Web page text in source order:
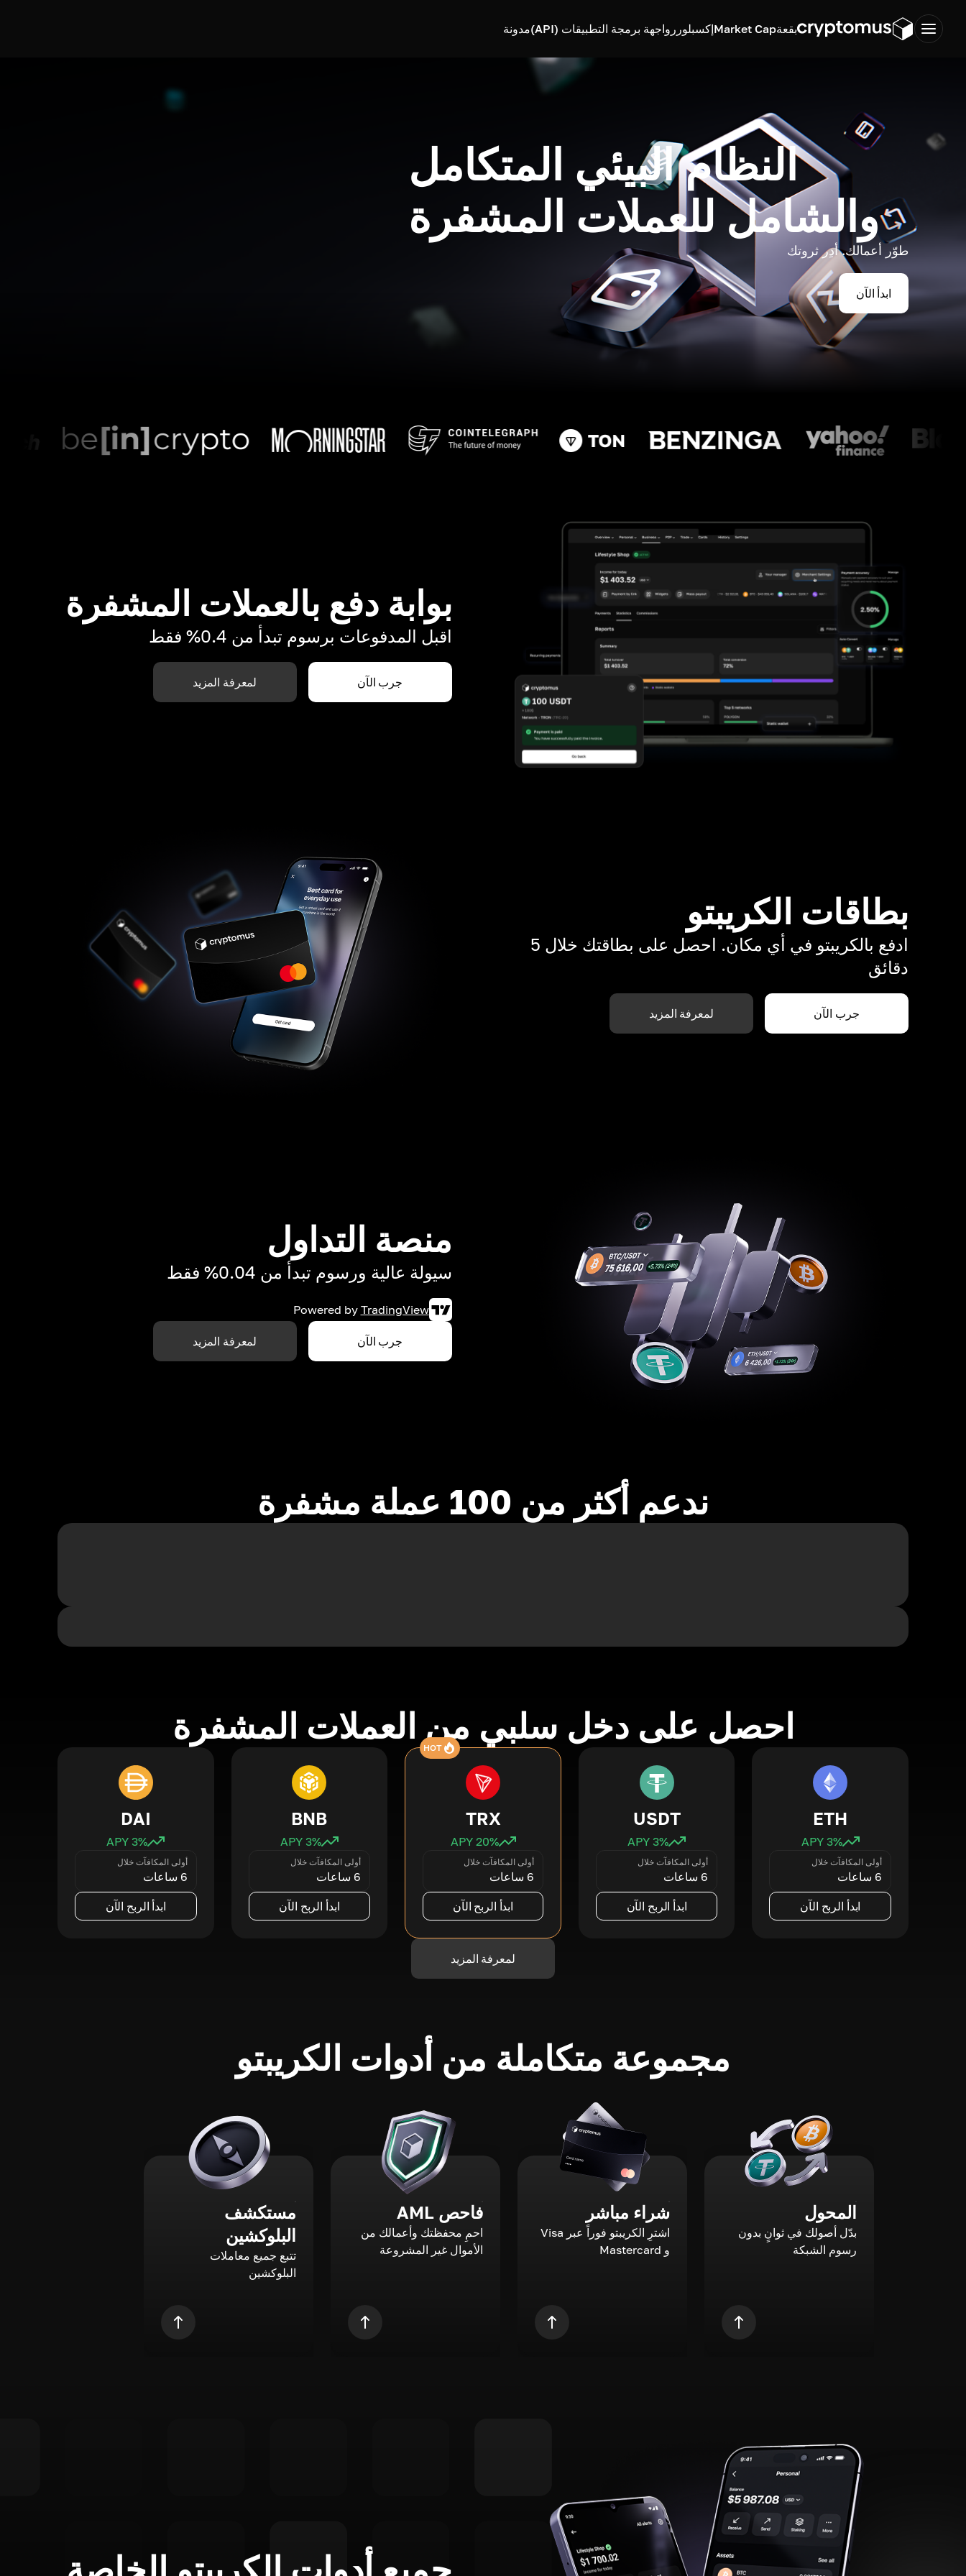
بقعةMarket Capإكسبلورر واجهة برمجة التطبيقات (API) مدونة
النظام البيئي المتكامل
والشامل للعملات المشفرة
طوّر أعمالك. أدِر ثروتك
ابدأ الآن
بوابة دفع بالعملات المشفرة
اقبل المدفوعات برسوم تبدأ من 0.4% فقط
جرب الآن لمعرفة المزيد
بطاقات الكريبتو
ادفع بالكريبتو في أي مكان. احصل على بطاقتك خلال 5
دقائق
جرب الآن لمعرفة المزيد
منصة التداول
سيولة عالية ورسوم تبدأ من 0.04% فقط
Powered by TradingView
جرب الآن لمعرفة المزيد
ندعم أكثر من 100 عملة مشفرة
احصل على دخل سلبي من العملات المشفرة
ETH
3% APY
أولى المكافآت خلال
6 ساعات
ابدأ الربح الآن
USDT
3% APY
أولى المكافآت خلال
6 ساعات
ابدأ الربح الآن
HOT
TRX
20% APY
أولى المكافآت خلال
6 ساعات
ابدأ الربح الآن
BNB
3% APY
أولى المكافآت خلال
6 ساعات
ابدأ الربح الآن
DAI
3% APY
أولى المكافآت خلال
6 ساعات
ابدأ الربح الآن
لمعرفة المزيد
مجموعة متكاملة من أدوات الكريبتو
المحول
بدّل أصولك في ثوانٍ بدون
رسوم الشبكة
شراء مباشر
اشترِ الكريبتو فوراً عبر Visa
و Mastercard
فاحص AML
احمِ محفظتك وأعمالك من
الأموال غير المشروعة
مستكشف
البلوكشين
تتبع جميع معاملات
البلوكشين